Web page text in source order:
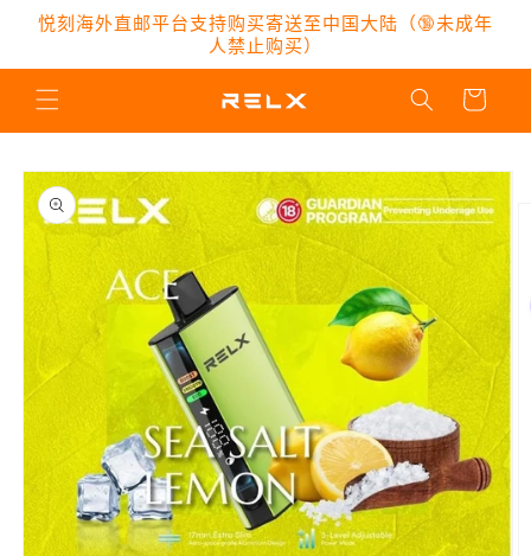
跳到内
容
悦刻海外直邮平台支持购买寄送至中国大陆（🔞未成年
人禁止购买）
购
物
品信息